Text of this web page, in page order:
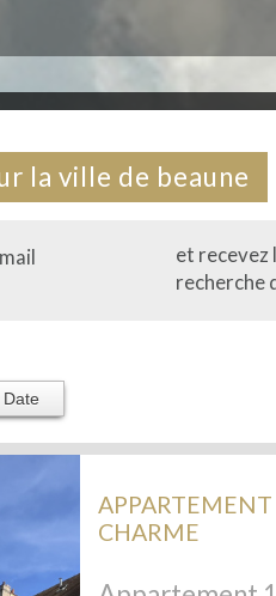
la ville de beaune
et recevez
recherche
Date
APPARTEMENT
CHARME